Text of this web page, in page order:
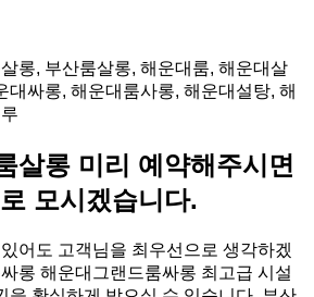
롱, 부산룸살롱, 해운대룸, 해운대살
대싸롱, 해운대룸사롱, 해운대설탕, 해
살롱 미리 예약해주시면
모시겠습니다.
어도 고객님을 최우선으로 생각하겠
롱 해운대그랜드룸싸롱 최고급 시설